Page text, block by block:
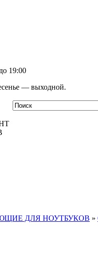
19:00
— выходной.
ДЛЯ НОУТБУКОВ »